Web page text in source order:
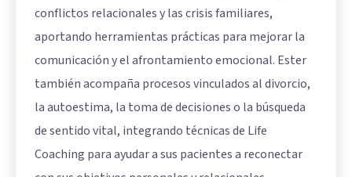
conflictos relacionales y las crisis familiares,
aportando herramientas prácticas para mejorar la
comunicación y el afrontamiento emocional. Ester
también acompaña procesos vinculados al divorcio,
la autoestima, la toma de decisiones o la búsqueda
de sentido vital, integrando técnicas de Life
Coaching para ayudar a sus pacientes a reconectar